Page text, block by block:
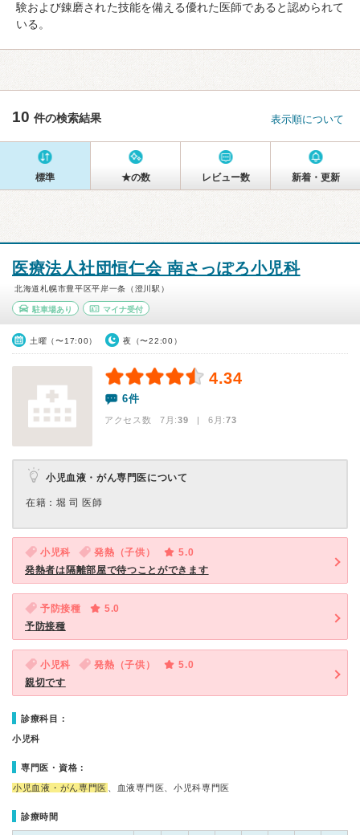
験および錬磨された技能を備える優れた医師であると認められて
いる。
10 件の検索結果 表示順について
標準 ★の数 レビュー数 新着・更新
医療法人社団恒仁会 南さっぽろ小児科
北海道札幌市豊平区平岸一条（澄川駅）
駐車場あり マイナ受付
土曜（〜17:00） 夜（〜22:00）
4.34
6件
アクセス数 7月:39 | 6月:73
小児血液・がん専門医について
在籍：堀 司 医師
小児科 発熱（子供）
5.0
発熱者は隔離部屋で待つことができます
予防接種
5.0
予防接種
小児科 発熱（子供）
5.0
親切です
診療科目：
小児科
専門医・資格：
小児血液・がん専門医 、血液専門医、小児科専門医
診療時間